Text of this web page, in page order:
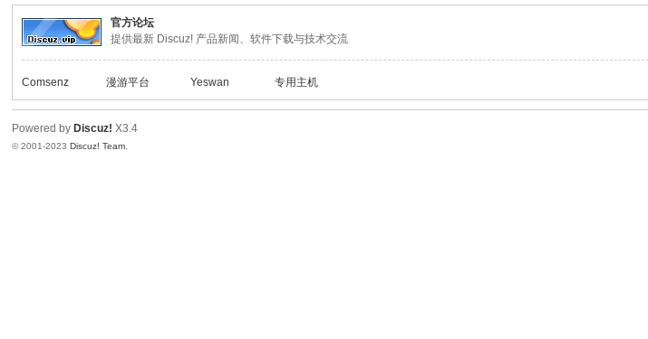
官方论坛
提供最新 Discuz! 产品新闻、软件下载与技术交流
Comsenz 漫游平台 Yeswan 专用主机
Powered by Discuz! X3.4
© 2001-2023Discuz! Team